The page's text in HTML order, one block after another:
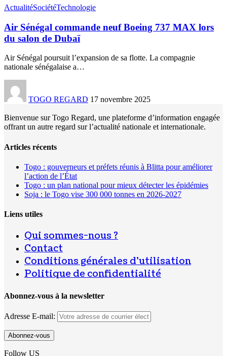
ActualitéSociétéTechnologie
Air Sénégal commande neuf Boeing 737 MAX lors
du salon de Dubaï
Air Sénégal poursuit l’expansion de sa flotte. La compagnie
nationale sénégalaise a…
TOGO REGARD 17 novembre 2025
Bienvenue sur Togo Regard, une plateforme d’information engagée
offrant un autre regard sur l’actualité nationale et internationale.
Articles récents
Togo : gouverneurs et préfets réunis à Blitta pour améliorer
l’action de l’État
Togo : un plan national pour mieux détecter les épidémies
Soja : le Togo vise 300 000 tonnes en 2026-2027
Liens utiles
Qui sommes-nous ?
Contact
Conditions générales d’utilisation
Politique de confidentialité
Abonnez-vous à la newsletter
Adresse E-mail:
Follow US